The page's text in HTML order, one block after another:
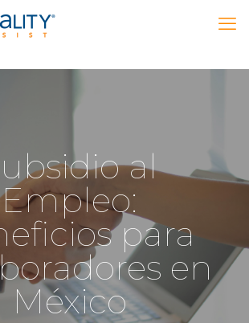
al
Empleo:
para
en
México